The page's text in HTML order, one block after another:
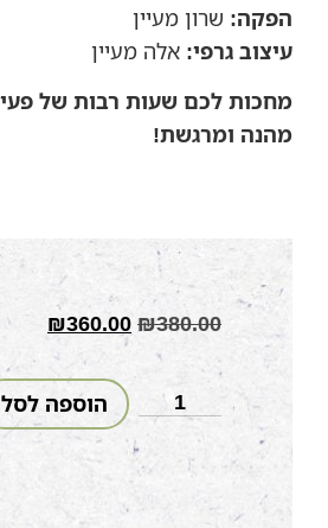
הפקה: שרון מעיין
עיצוב גרפי: אלה מעיין
מחכות לכם שעות רבות של
מהנה ומרגשת!
₪380.00
₪360.00
הוספה לסל